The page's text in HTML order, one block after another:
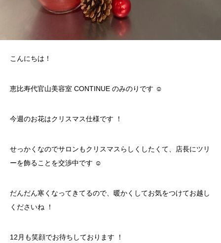
こんにちは！
恵比寿代官山美容室 CONTINUE のみのりです ☺︎
今週のお花はクリスマス仕様です ！
せっかくなのでサロンもクリスマスらしくしたくて、店長にツリ
ーを飾ることを交渉中です ☺︎
だんだん寒くなってきてるので、暖かくしてお気をつけてお越し
くださいね ！
12月も笑顔でお待ちしております ！